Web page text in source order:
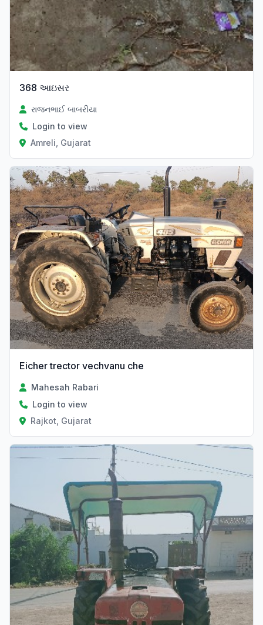
368 આઇસર
રાજનભાઈ બાબરીયા
Login to view
Amreli, Gujarat
Eicher trector vechvanu che
Mahesah Rabari
Login to view
Rajkot, Gujarat